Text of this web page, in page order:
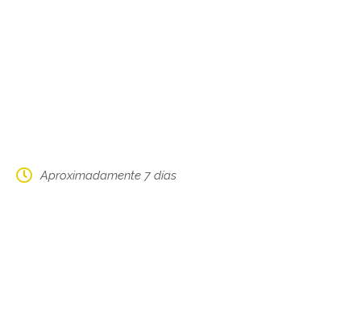
Aproximadamente 7 días